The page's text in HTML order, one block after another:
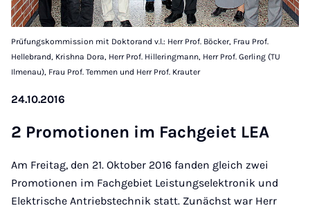
Prüfungskommission mit Doktorand v.l.: Herr Prof. Böcker, Frau Prof.
Hellebrand, Krishna Dora, Herr Prof. Hilleringmann, Herr Prof. Gerling (TU
Ilmenau), Frau Prof. Temmen und Herr Prof. Krauter
24.10.2016
2 Pro­mo­tion­en im Fachgeiet LEA
Am Freitag, den 21. Oktober 2016 fanden gleich zwei
Promotionen im Fachgebiet Leistungselektronik und
Elektrische Antriebstechnik statt. Zunächst war Herr